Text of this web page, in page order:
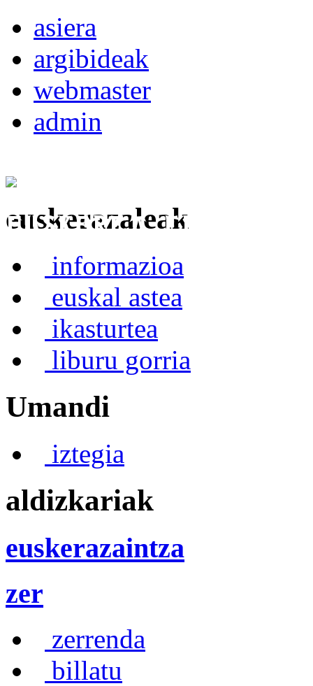
asiera
argibideak
webmaster
admin
Euskerea Erabilte
euskerazaleak
informazioa
euskal astea
ikasturtea
liburu gorria
Umandi
iztegia
aldizkariak
euskerazaintza
zer
zerrenda
billatu